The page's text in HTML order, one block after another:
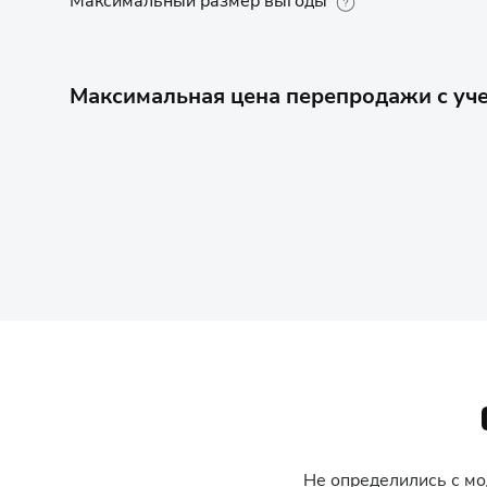
Максимальная цена перепродажи с
Не определились с